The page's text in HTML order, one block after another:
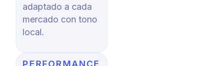
adaptado a cada
mercado con tono
local.
PERFORMANCE